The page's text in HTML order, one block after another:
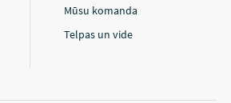
Mūsu komanda
Telpas un vide